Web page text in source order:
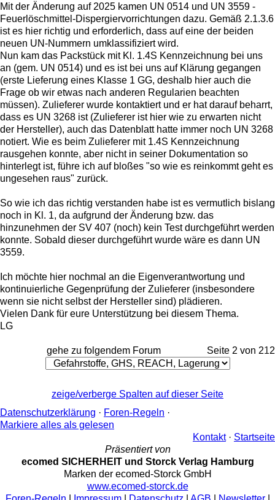
Mit der Änderung auf 2025 kamen UN 0514 und UN 3559 -
Feuerlöschmittel-Dispergiervorrichtungen dazu. Gemäß 2.1.3.6
ist es hier richtig und erforderlich, dass auf eine der beiden
neuen UN-Nummern umklassifiziert wird.
Nun kam das Packstück mit Kl. 1.4S Kennzeichnung bei uns
an (gem. UN 0514) und es ist bei uns auf Klärung gegangen
(erste Lieferung eines Klasse 1 GG, deshalb hier auch die
Frage ob wir etwas nach anderen Regularien beachten
müssen). Zulieferer wurde kontaktiert und er hat darauf beharrt,
dass es UN 3268 ist (Zulieferer ist hier wie zu erwarten nicht
der Hersteller), auch das Datenblatt hatte immer noch UN 3268
notiert. Wie es beim Zulieferer mit 1.4S Kennzeichnung
rausgehen konnte, aber nicht in seiner Dokumentation so
hinterlegt ist, führe ich auf bloßes "so wie es reinkommt geht es
ungesehen raus" zurück.
So wie ich das richtig verstanden habe ist es vermutlich bislang
noch in Kl. 1, da aufgrund der Änderung bzw. das
hinzunehmen der SV 407 (noch) kein Test durchgeführt werden
konnte. Sobald dieser durchgeführt wurde wäre es dann UN
3559.
Ich möchte hier nochmal an die Eigenverantwortung und
kontinuierliche Gegenprüfung der Zulieferer (insbesondere
wenn sie nicht selbst der Hersteller sind) plädieren.
Vielen Dank für eure Unterstützung bei diesem Thema.
LG
Seite 2 von 212
gehe zu folgendem Forum
zeige/verberge Spalten auf dieser Seite
Datenschutzerklärung · Foren-Regeln ·
Markiere alles als gelesen
Kontakt· Startseite
Präsentiert von
ecomed SICHERHEIT und Storck Verlag Hamburg
Marken der ecomed-Storck GmbH
www.ecomed-storck.de